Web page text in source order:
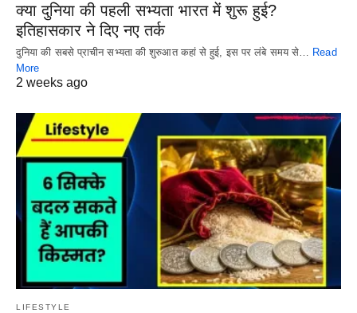
क्या दुनिया की पहली सभ्यता भारत में शुरू हुई?
इतिहासकार ने दिए नए तर्क
दुनिया की सबसे प्राचीन सभ्यता की शुरुआत कहां से हुई, इस पर लंबे समय से… Read
More
2 weeks ago
LIFESTYLE